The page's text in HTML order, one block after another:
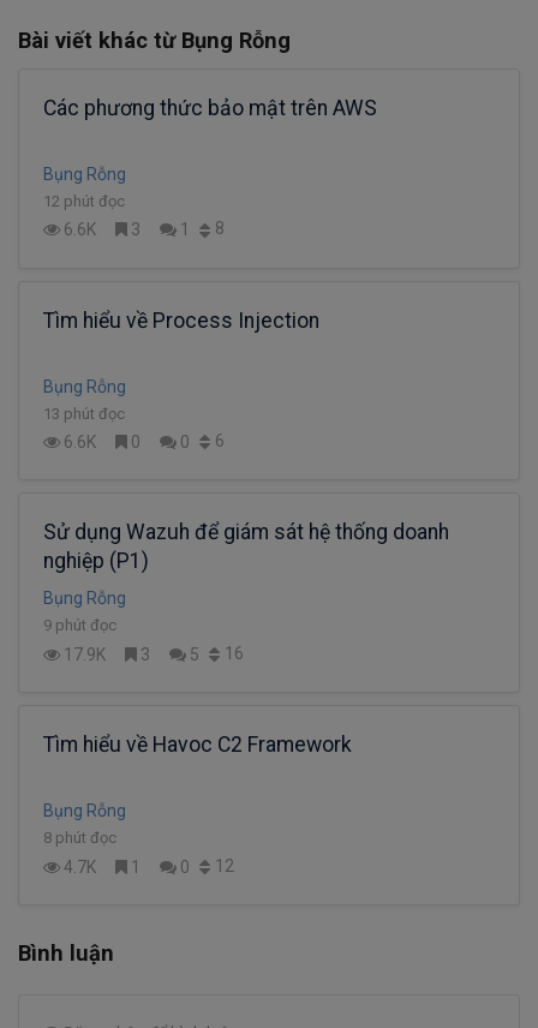
Bài viết khác từ Bụng Rỗng
Các phương thức bảo mật trên AWS
Bụng Rỗng
12 phút đọc
6.6K 3 1 8
Tìm hiểu về Process Injection
Bụng Rỗng
13 phút đọc
6.6K 0 0 6
Sử dụng Wazuh để giám sát hệ thống doanh
nghiệp (P1)
Bụng Rỗng
9 phút đọc
17.9K 3 5 16
Tìm hiểu về Havoc C2 Framework
Bụng Rỗng
8 phút đọc
4.7K 1 0 12
Bình luận